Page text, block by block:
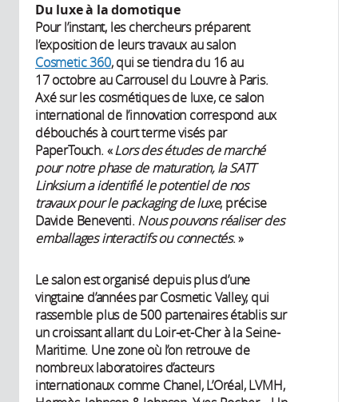
Du luxe à la domotique
Pour l’instant, les chercheurs préparent
l’exposition de leurs travaux au salon
Cosmetic 360, qui se tiendra du 16 au
17 octobre au Carrousel du Louvre à Paris.
Axé sur les cosmétiques de luxe, ce salon
international de l’innovation correspond aux
débouchés à court terme visés par
PaperTouch. «Lors des études de marché
pour notre phase de maturation, la SATT
Linksium a identifié le potentiel de nos
travaux pour le packaging de luxe, précise
Davide Beneventi. Nous pouvons réaliser des
emballages interactifs ou connectés. »
Le salon est organisé depuis plus d’une
vingtaine d’années par Cosmetic Valley, qui
rassemble plus de 500 partenaires établis sur
un croissant allant du Loir-et-Cher à la Seine-
Maritime. Une zone où l’on retrouve de
nombreux laboratoires d’acteurs
internationaux comme Chanel, L’Oréal, LVMH,